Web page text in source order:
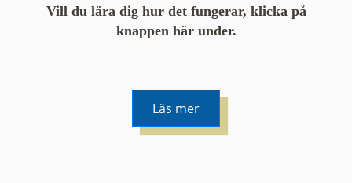
Vill du lära dig hur det fungerar, klicka på
knappen här under.
Läs mer